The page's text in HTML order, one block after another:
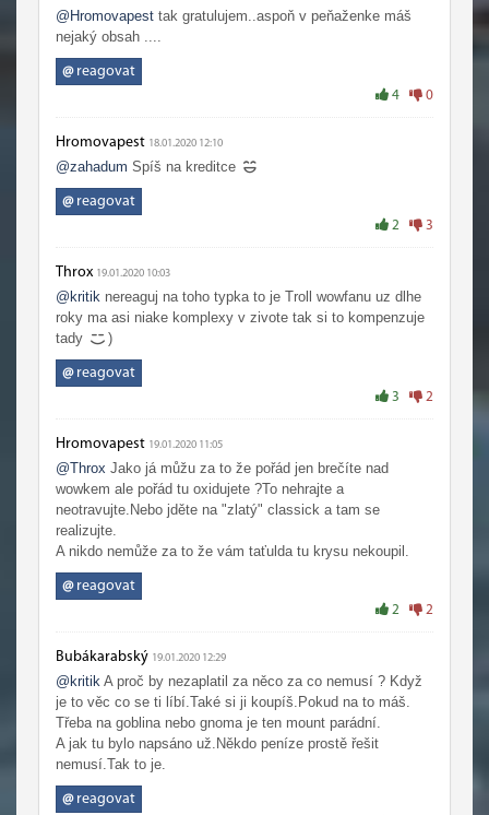
@Hromovapest tak gratulujem..aspoň v peňaženke máš
nejaký obsah ....
@reagovat
4 0
Hromovapest 18.01.2020 12:10
@zahadum Spíš na kreditce
@reagovat
2 3
Throx 19.01.2020 10:03
@kritik nereaguj na toho typka to je Troll wowfanu uz dlhe
roky ma asi niake komplexy v zivote tak si to kompenzuje
tady
)
@reagovat
3 2
Hromovapest 19.01.2020 11:05
@Throx Jako já můžu za to že pořád jen brečíte nad
wowkem ale pořád tu oxidujete ?To nehrajte a
neotravujte.Nebo jděte na "zlatý" classick a tam se
realizujte.
A nikdo nemůže za to že vám taťulda tu krysu nekoupil.
@reagovat
2 2
Bubákarabský 19.01.2020 12:29
@kritik A proč by nezaplatil za něco za co nemusí ? Když
je to věc co se ti líbí.Také si ji koupíš.Pokud na to máš.
Třeba na goblina nebo gnoma je ten mount parádní.
A jak tu bylo napsáno už.Někdo peníze prostě řešit
nemusí.Tak to je.
@reagovat